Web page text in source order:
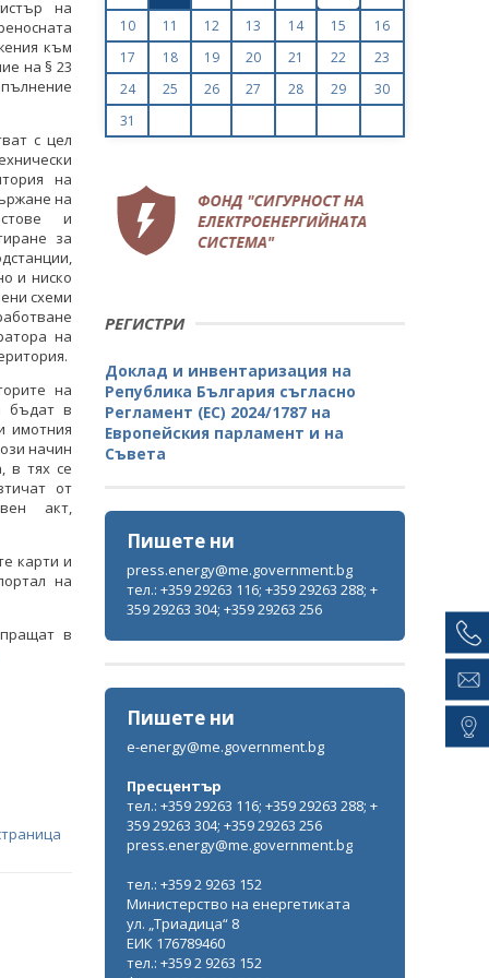
на
към
на § 23
с цел
на
на
и
за
и ниско
схеми
на
на
бъдат в
имотния
начин
в тях се
от
акт,
карти и
на
в
10
11 12 13 14 15
16
17
18 19 20 21 22
23
24
25 26 27 28 29
30
31
РЕГИСТРИ
Доклад и инвентаризация на
Република България съгласно
Регламент (ЕС) 2024/1787 на
Европейския парламент и на
Съвета
Пишете ни
press.energy@me.government.bg
тел.: +359 29263 116; +359 29263 288; +
359 29263 304; +359 29263 256
Пишете ни
e-energy@me.government.bg
Пресцентър
тел.: +359 29263 116; +359 29263 288; +
359 29263 304; +359 29263 256
press.energy@me.government.bg
тел.: +359 2 9263 152
Министерство на енергетиката
ул. „Триадица“ 8
ЕИК 176789460
тел.: +359 2 9263 152